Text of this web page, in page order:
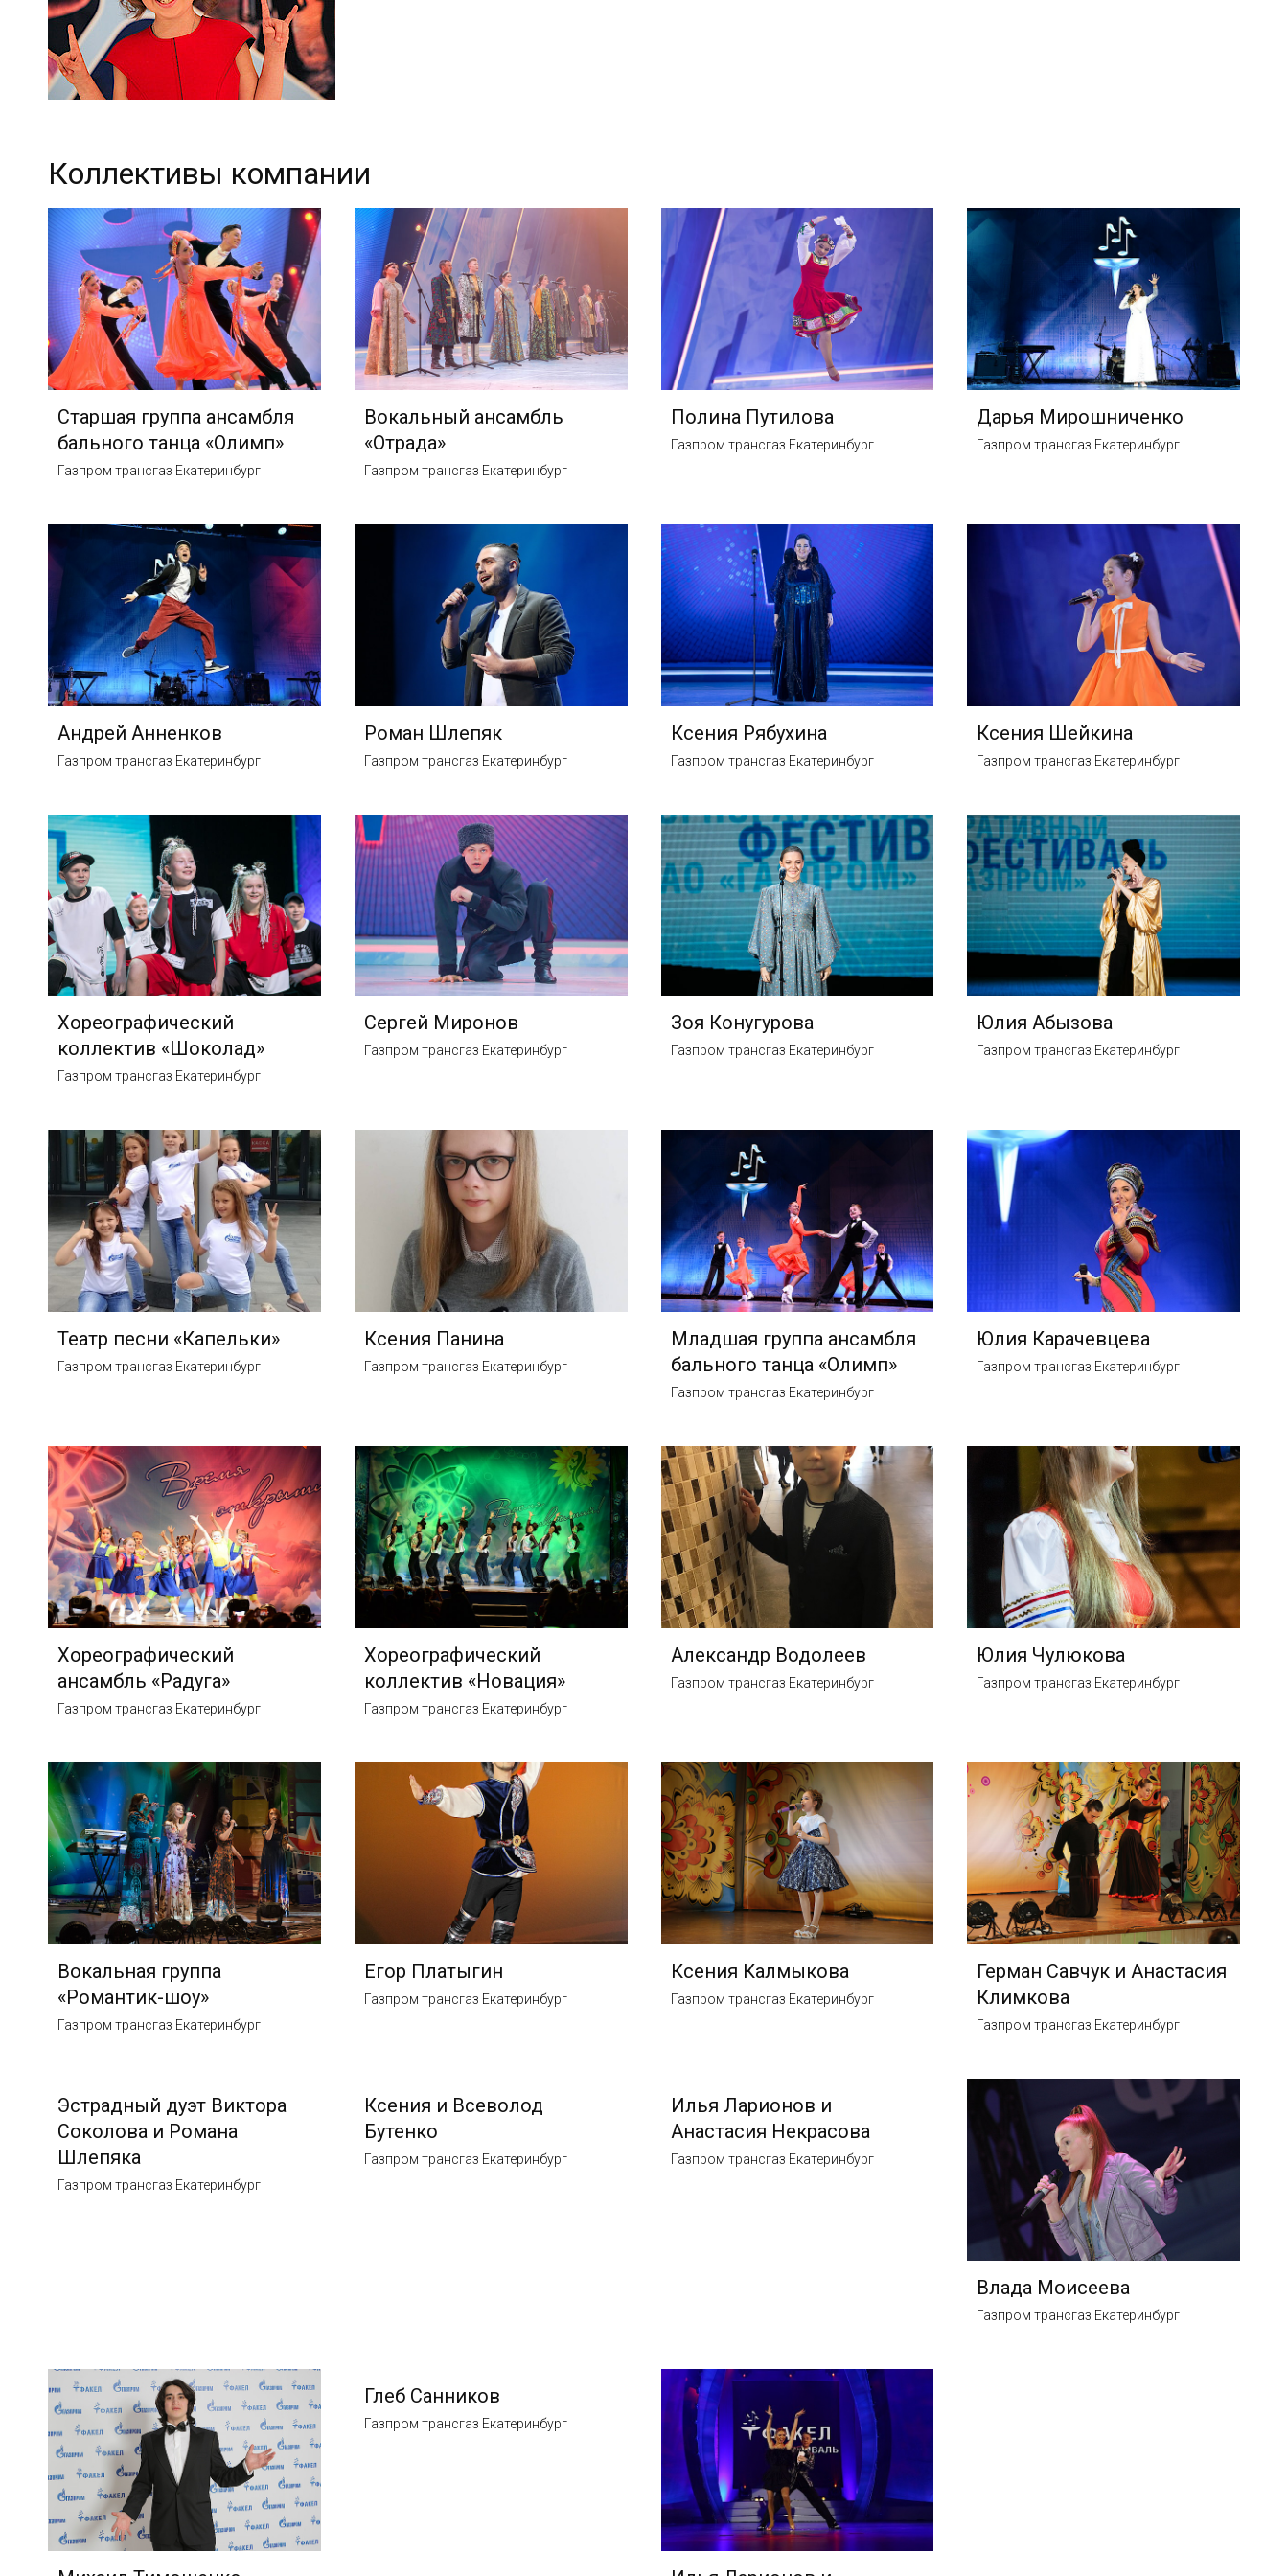
Коллективы компании
Старшая группа ансамбля
бального танца «Олимп»
Газпром трансгаз Екатеринбург
Вокальный ансамбль
«Отрада»
Газпром трансгаз Екатеринбург
Полина Путилова
Газпром трансгаз Екатеринбург
Дарья Мирошниченко
Газпром трансгаз Екатеринбург
Андрей Анненков
Газпром трансгаз Екатеринбург
Роман Шлепяк
Газпром трансгаз Екатеринбург
Ксения Рябухина
Газпром трансгаз Екатеринбург
Ксения Шейкина
Газпром трансгаз Екатеринбург
Хореографический
коллектив «Шоколад»
Газпром трансгаз Екатеринбург
Сергей Миронов
Газпром трансгаз Екатеринбург
Зоя Конугурова
Газпром трансгаз Екатеринбург
Юлия Абызова
Газпром трансгаз Екатеринбург
Театр песни «Капельки»
Газпром трансгаз Екатеринбург
Ксения Панина
Газпром трансгаз Екатеринбург
Младшая группа ансамбля
бального танца «Олимп»
Газпром трансгаз Екатеринбург
Юлия Карачевцева
Газпром трансгаз Екатеринбург
Хореографический
ансамбль «Радуга»
Газпром трансгаз Екатеринбург
Хореографический
коллектив «Новация»
Газпром трансгаз Екатеринбург
Александр Водолеев
Газпром трансгаз Екатеринбург
Юлия Чулюкова
Газпром трансгаз Екатеринбург
Вокальная группа
«Романтик-шоу»
Газпром трансгаз Екатеринбург
Егор Платыгин
Газпром трансгаз Екатеринбург
Ксения Калмыкова
Газпром трансгаз Екатеринбург
Герман Савчук и Анастасия
Климкова
Газпром трансгаз Екатеринбург
Эстрадный дуэт Виктора
Соколова и Романа
Шлепяка
Газпром трансгаз Екатеринбург
Ксения и Всеволод
Бутенко
Газпром трансгаз Екатеринбург
Илья Ларионов и
Анастасия Некрасова
Газпром трансгаз Екатеринбург
Влада Моисеева
Газпром трансгаз Екатеринбург
Глеб Санников
Газпром трансгаз Екатеринбург